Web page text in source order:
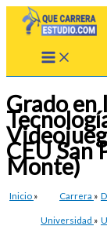
Grado en
CEU San
Monte)
Inicio » Carrera »
Universidad »